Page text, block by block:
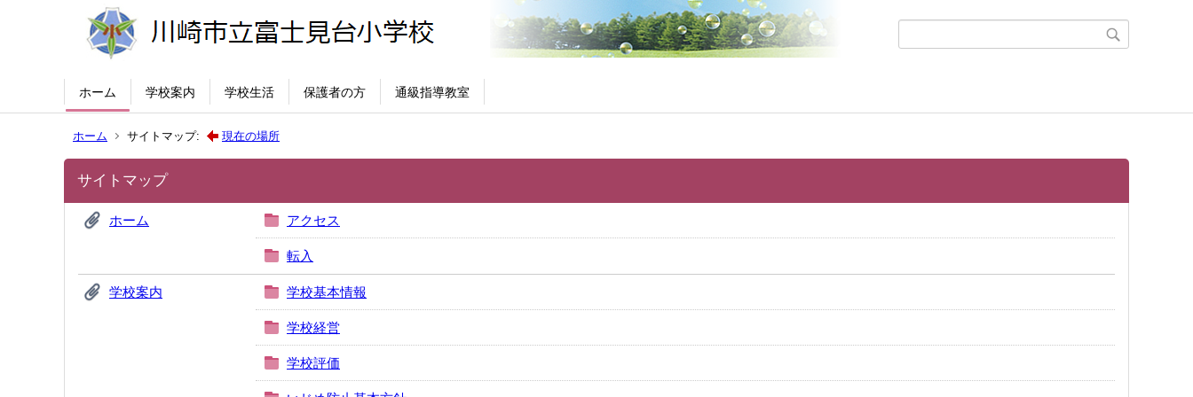
ホーム 学校案内 学校生活 保護者の方 通級指導教室
ホーム サイトマップ: 現在の場所
サイトマップ
ホーム アクセス
転入
学校案内 学校基本情報
学校経営
学校評価